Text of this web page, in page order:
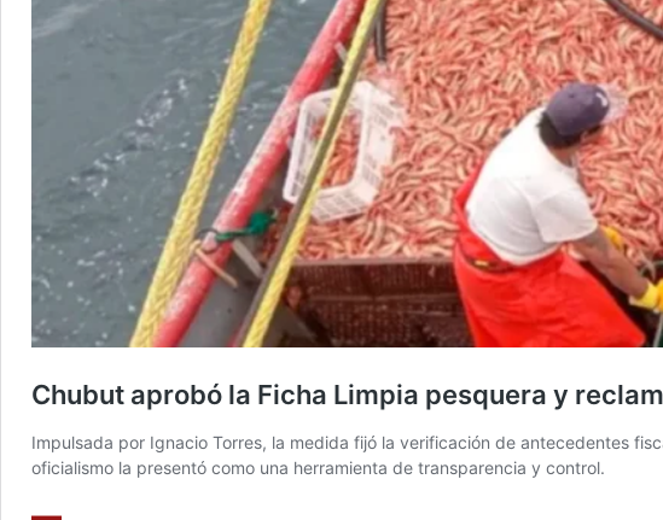
Chubut aprobó la Ficha Limpia pesquera y
Impulsada por Ignacio Torres, la medida fijó la verificación de antecedentes
oficialismo la presentó como una herramienta de transparencia y control.